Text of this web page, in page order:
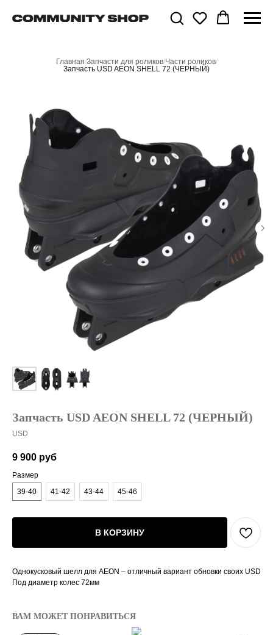
Главная/Запчасти для роликов/Части роликов/
Запчасть USD AEON SHELL 72 (ЧЕРНЫЙ)
Запчасть USD AEON SHELL 72 (ЧЕРНЫЙ)
USD
9 900 руб
Размер
39-40
41-42 43-44 45-46
В КОРЗИНУ
Однокусковый шелл для AEON – отличный вариант обновки своих USD
Под диаметр колес 72мм
ВАМ МОЖЕТ ПОНРАВИТЬСЯ